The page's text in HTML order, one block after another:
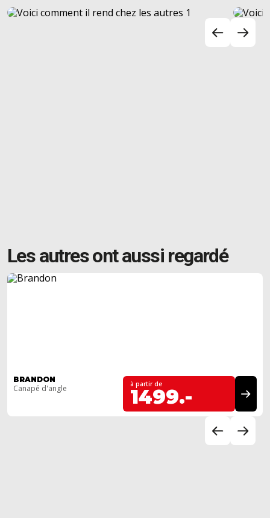
Les autres ont aussi regardé
BRANDON
Canapé d'angle à partir de
1499.-